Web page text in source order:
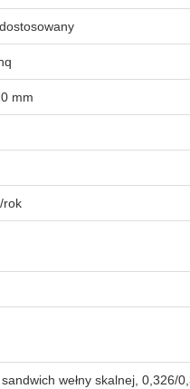
mm
rok
wełny skalnej, 0,326/